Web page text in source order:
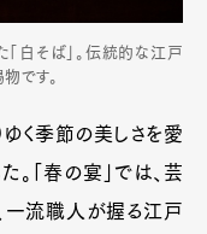
白そば」。伝統的な江戸
です。
く季節の美しさを愛
。「春の宴」では、芸
一流職人が握る江戸